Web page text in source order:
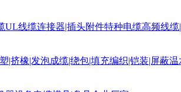
UL线缆连接器|插头附件特种电缆高频线
|挤橡|发泡成缆|绕包|填充编织|铠装|屏蔽温